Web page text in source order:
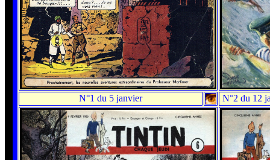
N°1 du 5 janvier N°2 du 12